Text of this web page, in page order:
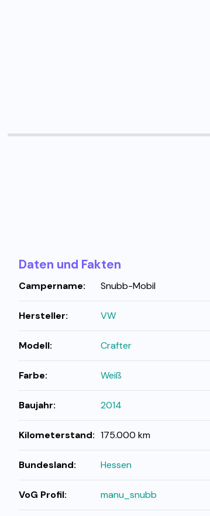
Daten und Fakten
Campername: Snubb-Mobil
Hersteller: VW
Modell: Crafter
Farbe: Weiß
Baujahr: 2014
Kilometerstand: 175.000 km
Bundesland: Hessen
VoG Profil: manu_snubb